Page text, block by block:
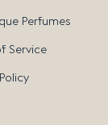
Perfumes
Service